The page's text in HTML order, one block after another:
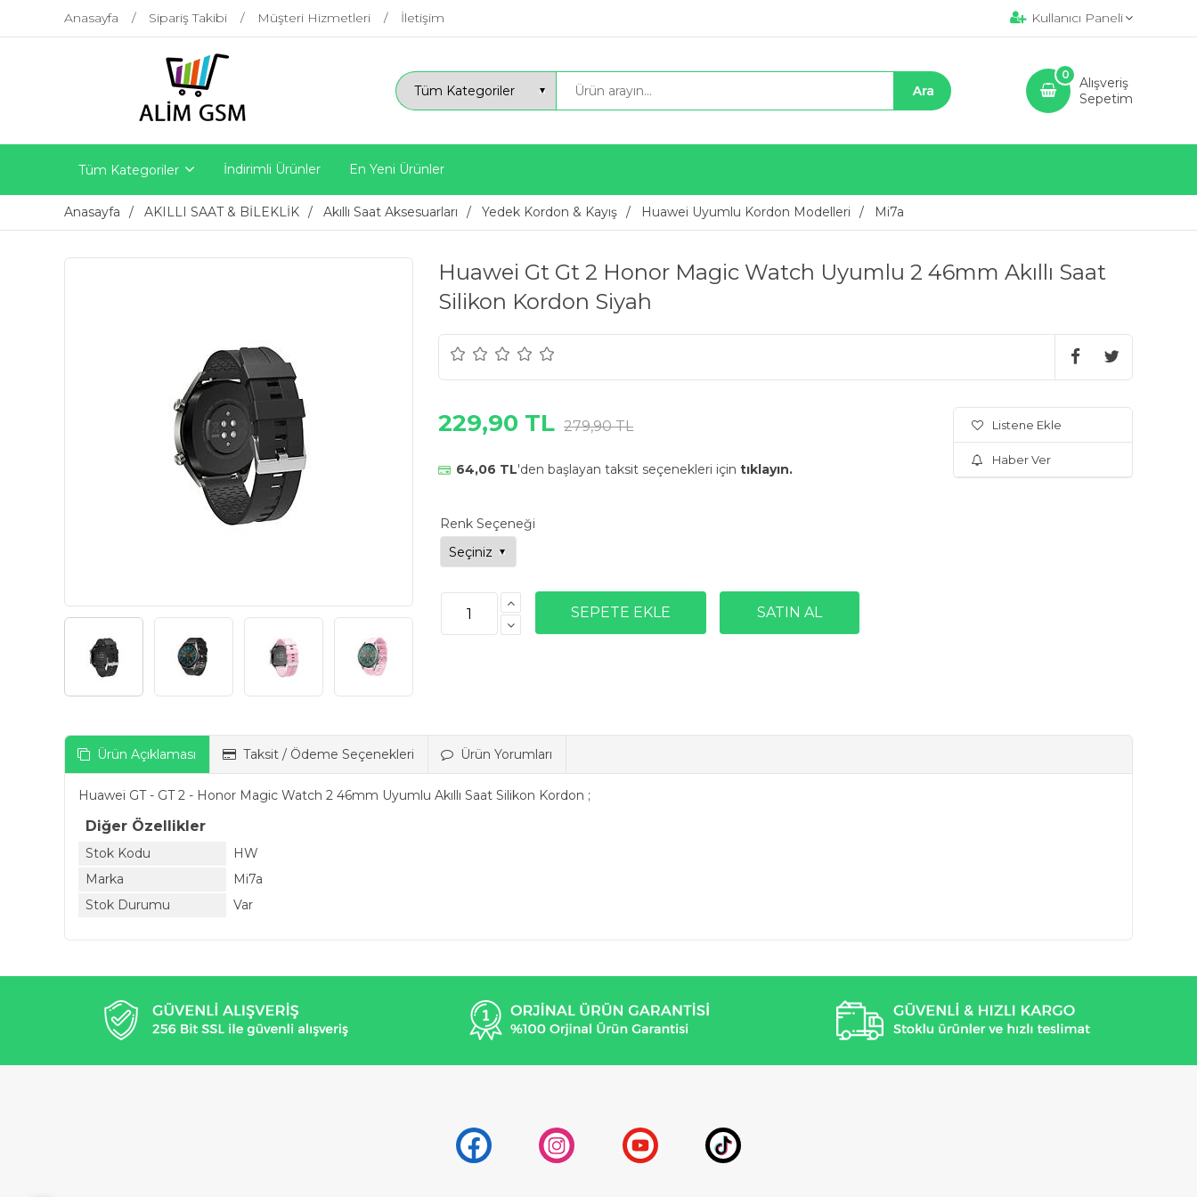
Anasayfa Sipariş Takibi Müşteri Hizmetleri İletişim Kullanıcı Paneli
Alışveriş
Sepetim
0
Tüm Kategoriler İndirimli Ürünler En Yeni Ürünler
Anasayfa AKILLI SAAT & BİLEKLİK Akıllı Saat Aksesuarları Yedek Kordon & Kayış Huawei Uyumlu Kordon Modelleri Mi7a
Huawei Gt Gt 2 Honor Magic Watch Uyumlu 2 46mm Akıllı Saat
Silikon Kordon Siyah
229,90 TL 279,90 TL
64,06 TL'den başlayan taksit seçenekleri için tıklayın.
Renk Seçeneği
Listene Ekle
Haber Ver
Ürün Açıklaması Taksit / Ödeme Seçenekleri Ürün Yorumları
Huawei GT - GT 2 - Honor Magic Watch 2 46mm Uyumlu Akıllı Saat Silikon Kordon ;
Diğer Özellikler
Stok Kodu
HW
Marka
Mi7a
Stok Durumu
Var